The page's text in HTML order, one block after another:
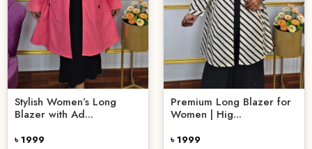
Stylish Women’s Long
Blazer with Ad...
৳ 1999
Premium Long Blazer for
Women | Hig...
৳ 1999